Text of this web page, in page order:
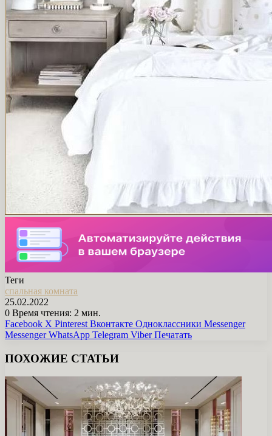
Теги
спальная комната
25.02.2022
0 Время чтения: 2 мин.
Facebook X Pinterest Вконтакте Одноклассники Messenger
Messenger WhatsApp Telegram Viber Печатать
ПОХОЖИЕ СТАТЬИ